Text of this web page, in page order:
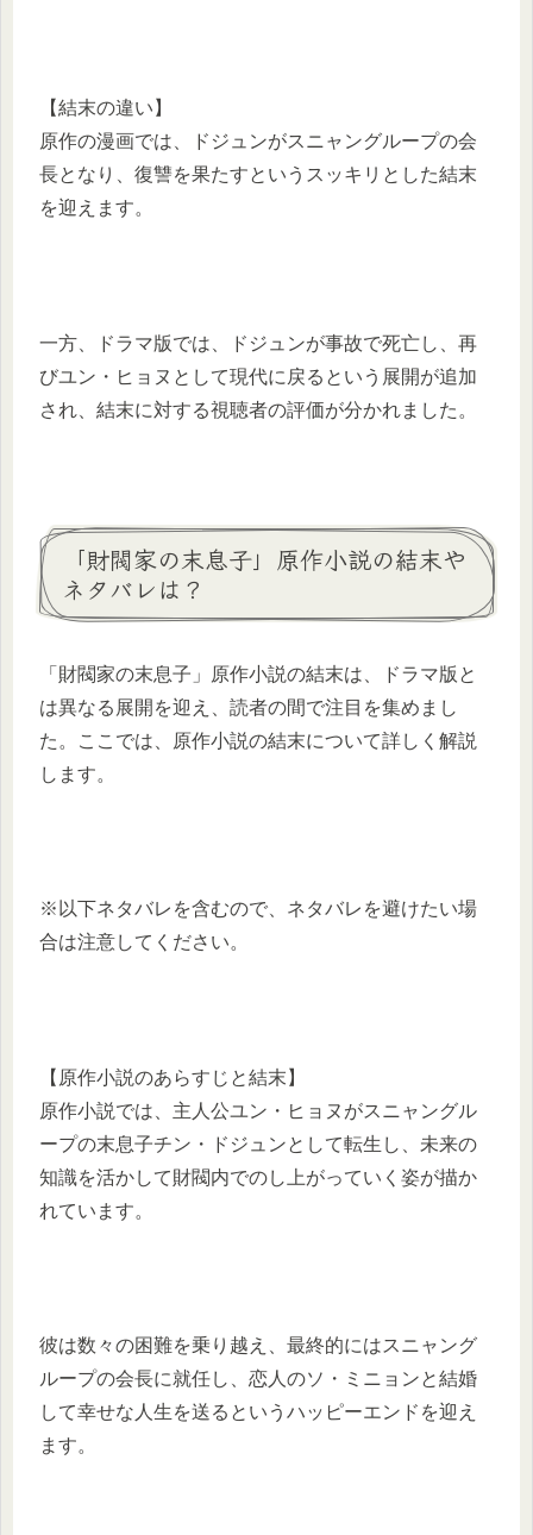
【結末の違い】
原作の漫画では、ドジュンがスニャングループの会
長となり、復讐を果たすというスッキリとした結末
を迎えます。
一方、ドラマ版では、ドジュンが事故で死亡し、再
びユン・ヒョヌとして現代に戻るという展開が追加
され、結末に対する視聴者の評価が分かれました。
「財閥家の末息子」原作小説の結末や
ネタバレは？
「財閥家の末息子」原作小説の結末は、ドラマ版と
は異なる展開を迎え、読者の間で注目を集めまし
た。ここでは、原作小説の結末について詳しく解説
します。
※以下ネタバレを含むので、ネタバレを避けたい場
合は注意してください。
【原作小説のあらすじと結末】
原作小説では、主人公ユン・ヒョヌがスニャングル
ープの末息子チン・ドジュンとして転生し、未来の
知識を活かして財閥内でのし上がっていく姿が描か
れています。
彼は数々の困難を乗り越え、最終的にはスニャング
ループの会長に就任し、恋人のソ・ミニョンと結婚
して幸せな人生を送るというハッピーエンドを迎え
ます。